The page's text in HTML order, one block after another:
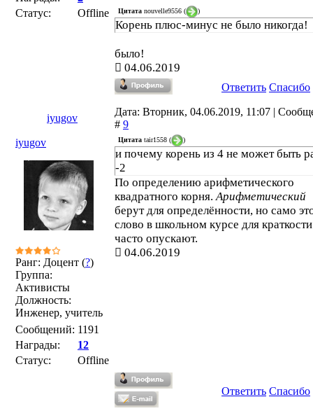
Статус:
Offline Цитата nouvelle9556 ( )
Корень плюс-минус не было никогда!
было!
04.06.2019
Ответить Спасибо
iyugov
Дата: Вторник, 04.06.2019, 11:07 |
# 9
iyugov
Ранг: Доцент (?)
Группа:
Активисты
Должность:
Инженер, учитель
Сообщений: 1191
Награды:
12
Статус:
Offline
Цитата tair1558 ( )
и почему корень из 4 не может быть
-2
По определению арифметического
квадратного корня.Арифметический
берут для определённости, но само
слово в школьном курсе для краткости
часто опускают.
04.06.2019
Ответить Спасибо